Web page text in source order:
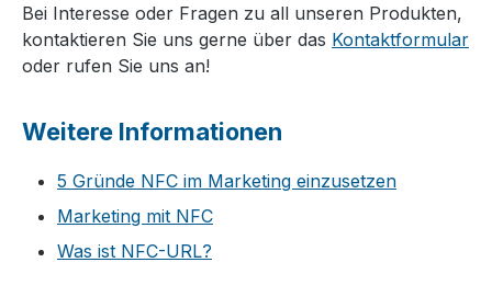
Bei Interesse oder Fragen zu all unseren Produkten,
kontaktieren Sie uns gerne über das Kontaktformular
oder rufen Sie uns an!
Weitere Informationen
5 Gründe NFC im Marketing einzusetzen
Marketing mit NFC
Was ist NFC-URL?